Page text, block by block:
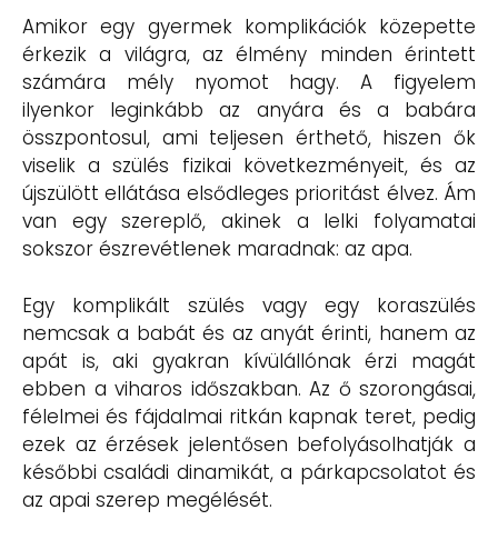
Amikor egy gyermek komplikációk közepette
érkezik a világra, az élmény minden érintett
számára mély nyomot hagy. A figyelem
ilyenkor leginkább az anyára és a babára
összpontosul, ami teljesen érthető, hiszen ők
viselik a szülés fizikai következményeit, és az
újszülött ellátása elsődleges prioritást élvez. Ám
van egy szereplő, akinek a lelki folyamatai
sokszor észrevétlenek maradnak: az apa.
Egy komplikált szülés vagy egy koraszülés
nemcsak a babát és az anyát érinti, hanem az
apát is, aki gyakran kívülállónak érzi magát
ebben a viharos időszakban. Az ő szorongásai,
félelmei és fájdalmai ritkán kapnak teret, pedig
ezek az érzések jelentősen befolyásolhatják a
későbbi családi dinamikát, a párkapcsolatot és
az apai szerep megélését.